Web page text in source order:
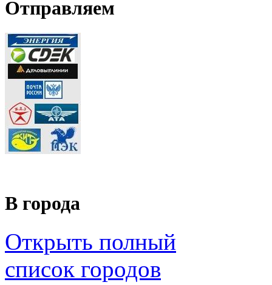
Отправляем
В города
Открыть полный
список городов